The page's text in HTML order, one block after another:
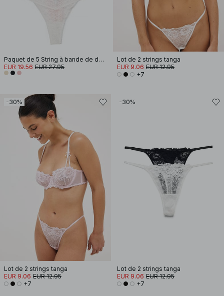
Paquet de 5 String à bande de dentelle
EUR 19.56 EUR 27.95
Lot de 2 strings tanga
EUR 9.06 EUR 12.95
+7
-30%
Lot de 2 strings tanga
EUR 9.06 EUR 12.95
+7
-30%
Lot de 2 strings tanga
EUR 9.06 EUR 12.95
+7